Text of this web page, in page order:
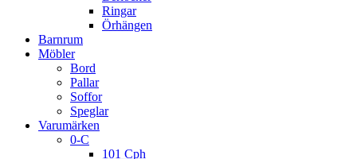
Ringar
Örhängen
Barnrum
Möbler
Bord
Pallar
Soffor
Speglar
Varumärken
0-C
101 Cph